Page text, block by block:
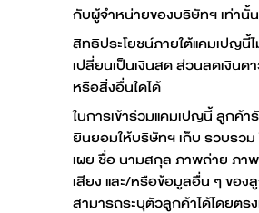
กับผู้จำหน่ายของบริษัทฯ เท่านั้น
สิทธิประโยชน์ภายใต้แคมเปญนี้
เปลี่ยนเป็นเงินสด ส่วนลดเงินด
หรือสิ่งอื่นใดได้
ในการเข้าร่วมแคมเปญนี้ ลูกค้า
ยินยอมให้บริษัทฯ เก็บ รวบรวม
เผย ชื่อ นามสกุล ภาพถ่าย ภา
เสียง และ/หรือข้อมูลอื่น ๆ ของ
สามารถระบุตัวลูกค้าได้โดยตร